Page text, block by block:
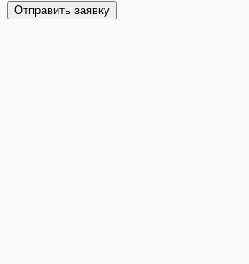
Отправить заявку